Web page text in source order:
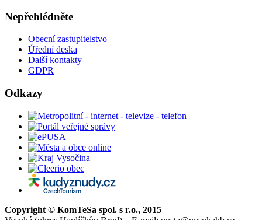
Nepřehlédněte
Obecní zastupitelstvo
Úřední deska
Další kontakty
GDPR
Odkazy
Copyright © KomTeSa spol. s r.o., 2015